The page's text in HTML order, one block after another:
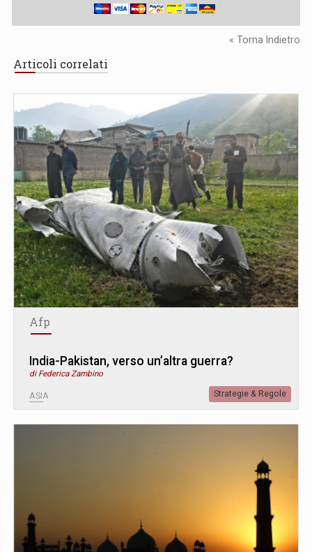
« Torna Indietro
Articoli correlati
Afp
India-Pakistan, verso un’altra guerra?
di Federica Zambino
ASIA Strategie & Regole